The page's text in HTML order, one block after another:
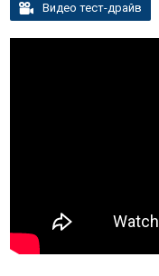
Видео тест-драйв